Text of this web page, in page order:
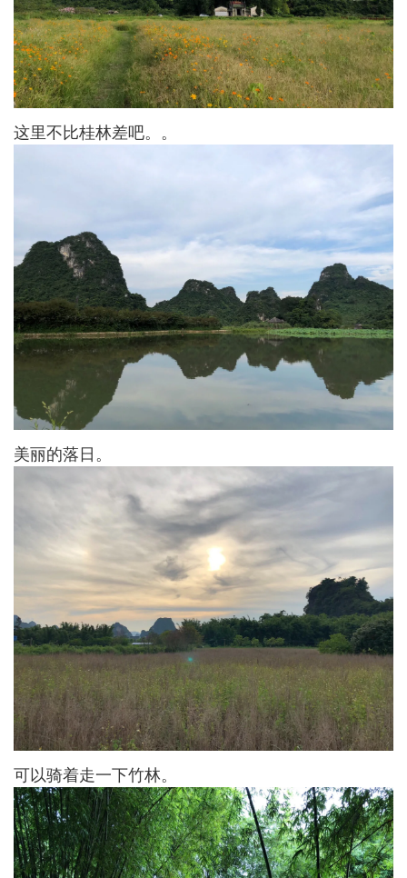
这里不比桂林差吧。。
美丽的落日。
可以骑着走一下竹林。